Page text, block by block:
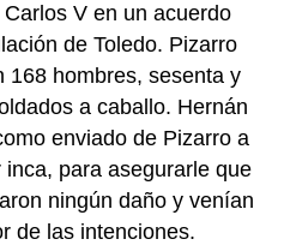
V en un acuerdo
de Toledo. Pizarro
168 hombres, sesenta y
a caballo. Hernán
enviado de Pizarro a
para asegurarle que
ningún daño y venían
de las intenciones.